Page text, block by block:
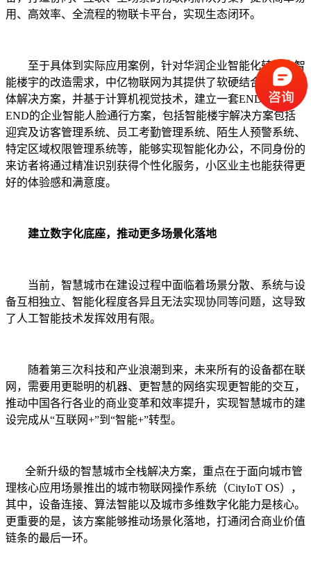
用、高效率、全流程的物联卡平台，实现生态闭环。
至于具体到实际应用案例，针对华润企业智能化转型中智
能楼宇的改造需求，中亿物联网 为其提供了软硬结合的 AI整
体解决方案，并基于计算机视觉技术，建立一套END-TO-
END的企业智能人脸通行方案，包括智能楼宇解决方案包括
迎宾及访客管理系统、员工考勤管理系统、陌生人预警系统、
特定区域权限管理系统等，能够实现智能化办公，不同身份的
来访者将通过精准识别获得个性化服务，小区业主也能获得更
好的体验感和满意度。
建立数字化底座，推动更多场景化落地
当前，智慧城市在建设过程中面临着场景分散、系统与设
备互相独立、智能化程度各异且无法实现协同等问题，这导致
了人工智能技术发挥效用有限。
随着第三次科技和产业浪潮到来，未来所有的设备都在联
网，需要用更聪明的机器、更智慧的网络实现更智能的交互，
推动中国各行各业的商业变革和效率提升，实现智慧城市的建
设完成从“互联网+”到“智能+”转型。
全新升级的智慧城市全栈解决方案，重点在于面向城市管
理核心应用场景推出的城市物联网操作系统（CityIoT OS），
其中，设备连接、算法智能以及城市多维数字化能力是核心。
更重要的是，该方案能够推动场景化落地，打通闭合商业价值
链条的最后一环。